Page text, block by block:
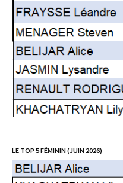
LE TOP 5 FÉMININ (JUIN 2026)